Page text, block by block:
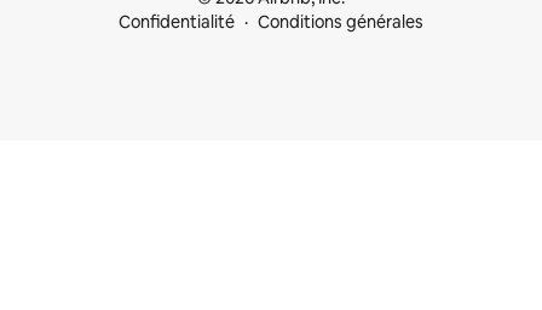
Confidentialité
Conditions générales